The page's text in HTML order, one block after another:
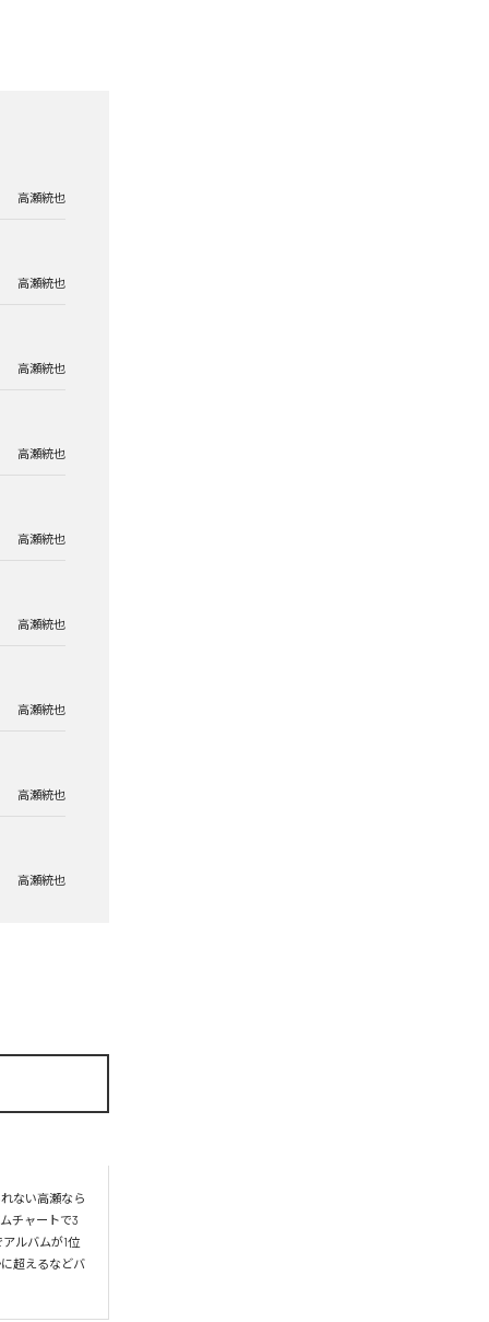
高瀬統也
高瀬統也
高瀬統也
高瀬統也
高瀬統也
高瀬統也
高瀬統也
高瀬統也
高瀬統也
ない高瀬なら
チャートで3
ルバムが1位
超えるなどバ